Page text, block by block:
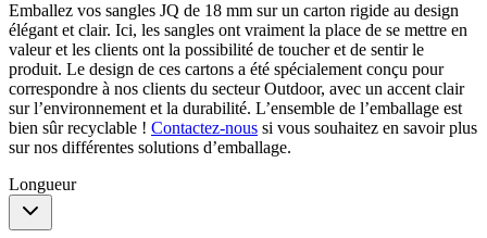
Emballez vos sangles JQ de 18 mm sur un carton rigide au design
élégant et clair. Ici, les sangles ont vraiment la place de se mettre en
valeur et les clients ont la possibilité de toucher et de sentir le
produit. Le design de ces cartons a été spécialement conçu pour
correspondre à nos clients du secteur Outdoor, avec un accent clair
sur l’environnement et la durabilité. L’ensemble de l’emballage est
bien sûr recyclable ! Contactez-nous si vous souhaitez en savoir plus
sur nos différentes solutions d’emballage.
Longueur